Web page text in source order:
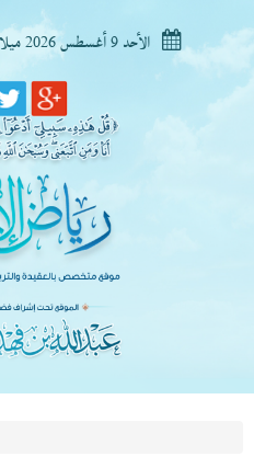
الأحد 9 أغسطس 2026 ميلادى - 24 صفر 1448 هجرى